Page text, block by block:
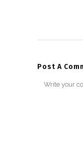
Post A